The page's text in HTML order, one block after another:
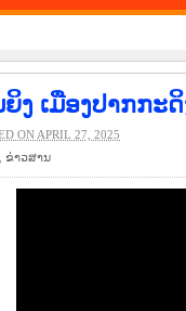
ງ ເມືອງປາກກະ
ON APRIL 27, 2025
​ຂ່າວ​ສານ